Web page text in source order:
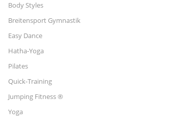
Body Styles
Breitensport Gymnastik
Easy Dance
Hatha-Yoga
Pilates
Quick-Training
Jumping Fitness ®
Yoga